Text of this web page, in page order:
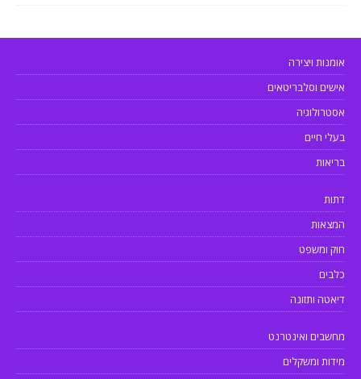
אומנות ויצירה
אישים וסלבריטאים
אסטרולוגיה
בעלי חיים
בריאות
דתות
המצאות
חוק ומשפט
כלבים
דיאטה ותזונה
מחשבים ואינטרנט
מידות ומשקלים